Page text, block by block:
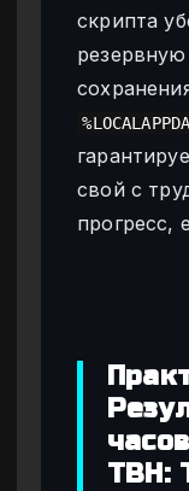
скрипта
свой с
прогресс,
TBH: